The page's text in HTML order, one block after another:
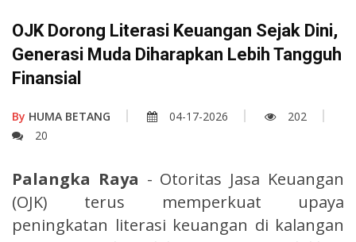
OJK Dorong Literasi Keuangan Sejak Dini,
Generasi Muda Diharapkan Lebih Tangguh
Finansial
By HUMA BETANG 04-17-2026
202
20
Palangka Raya - Otoritas Jasa Keuangan
(OJK) terus memperkuat upaya
peningkatan literasi keuangan di kalangan